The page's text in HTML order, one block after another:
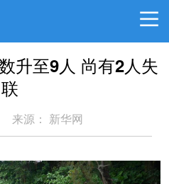
升至9人 尚有2人失
联
来源： 新华网